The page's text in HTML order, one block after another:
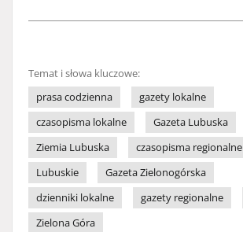
Temat i słowa kluczowe:
prasa codzienna
gazety lokalne
czasopisma lokalne
Gazeta Lubuska
Ziemia Lubuska
czasopisma regionalne
Lubuskie
Gazeta Zielonogórska
dzienniki lokalne
gazety regionalne
Zielona Góra